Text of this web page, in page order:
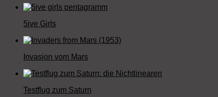
5ive Girls
Invasion vom Mars
Testflug zum Saturn